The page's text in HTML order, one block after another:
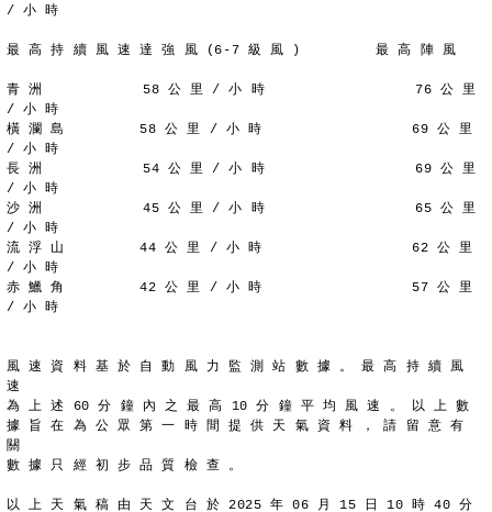
/ 小 時
最 高 持 續 風 速 達 強 風 (6-7 級 風 )         最 高 陣 風
青 洲            58 公 里 / 小 時                  76 公 里
/ 小 時
橫 瀾 島         58 公 里 / 小 時                  69 公 里
/ 小 時
長 洲            54 公 里 / 小 時                  69 公 里
/ 小 時
沙 洲            45 公 里 / 小 時                  65 公 里
/ 小 時
流 浮 山         44 公 里 / 小 時                  62 公 里
/ 小 時
赤 鱲 角         42 公 里 / 小 時                  57 公 里
/ 小 時
風 速 資 料 基 於 自 動 風 力 監 測 站 數 據 。 最 高 持 續 風
速
為 上 述 60 分 鐘 內 之 最 高 10 分 鐘 平 均 風 速 。 以 上 數
據 旨 在 為 公 眾 第 一 時 間 提 供 天 氣 資 料 ， 請 留 意 有
關
數 據 只 經 初 步 品 質 檢 查 。
以 上 天 氣 稿 由 天 文 台 於 2025 年 06 月 15 日 10 時 40 分